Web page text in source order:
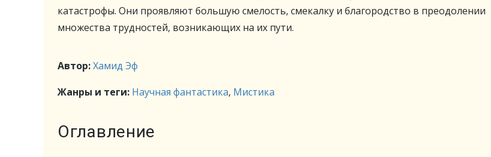
катастрофы. Они проявляют большую смелость, смекалку и благородство в преодолении
множества трудностей, возникающих на их пути.
Автор:Хамид Эф
Жанры и теги: Научная фантастика, Мистика
Оглавление